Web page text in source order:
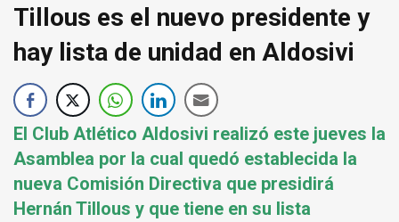
Tillous es el nuevo presidente y
hay lista de unidad en Aldosivi
El Club Atlético Aldosivi realizó este jueves la
Asamblea por la cual quedó establecida la
nueva Comisión Directiva que presidirá
Hernán Tillous y que tiene en su lista